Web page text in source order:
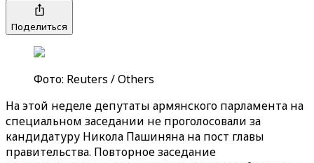
Поделиться
Фото: Reuters / Others
На этой неделе депутаты армянского парламента на
специальном заседании не проголосовали за
кандидатуру Никола Пашиняна на пост главы
правительства. Повторное заседание